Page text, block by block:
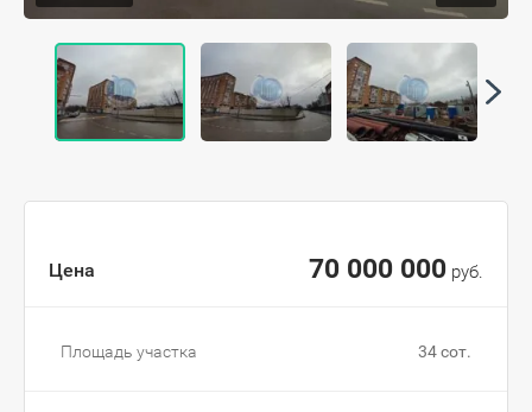
Цена 70 000 000руб.
Площадь участка 34 сот.